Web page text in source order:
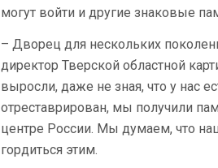
могут войти и другие знаковые
– Дворец для нескольких
директор Тверской областной
выросли, даже не зная, что у нас
отреставрирован, мы получили
центре России. Мы думаем, что
гордиться этим.